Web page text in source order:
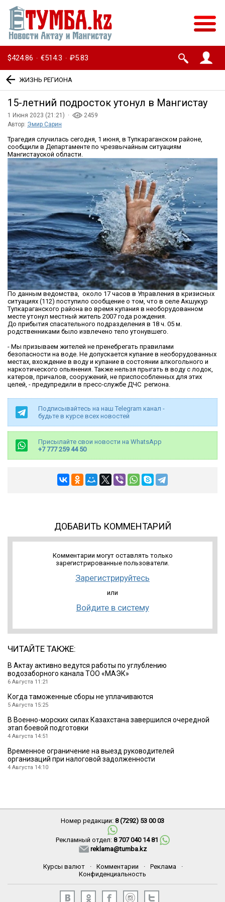
$424.86 · €514.3 · ₽5.83
ЖИЗНЬ РЕГИОНА
15-летний подросток утонул в Мангистау
1 Июня 2023 (21:21) ·
2459
Автор: Эмир Сарин
Трагедия случилась сегодня, 1 июня, в Тупкараганском районе,
сообщили в Департаменте по чрезвычайным ситуациям
Мангистауской области.
По данным ведомства, около 17 часов в Управления в кризисных
ситуациях (112) поступило сообщение о том, что в селе Акшукур
Тупкараганского района во время купания в необорудованном
месте утонул местный житель 2007 года рождения.
До прибытия спасательного подразделения в 18 ч. 05 м.
родственниками было извлечено тело утонувшего.
- Мы призываем жителей не пренебрегать правилами
безопасности на воде. Не допускается купание в необорудованных
местах, вхождение в воду и купание в состоянии алкогольного и
наркотического опьянения. Также нельзя прыгать в воду с лодок,
катеров, причалов, сооружений, не приспособленных для этих
целей, - предупредили в пресс-службе ДЧС региона.
Подписывайтесь на наш Telegram канал -
будьте в курсе всех новостей
Присылайте свои новости на WhatsApp
+7 777 259 44 50
ДОБАВИТЬ КОММЕНТАРИЙ
Комментарии могут оставлять только
зарегистрированные пользователи.
Зарегистрируйтесь
или
Войдите в систему
ЧИТАЙТЕ ТАКЖЕ:
В Актау активно ведутся работы по углублению
водозаборного канала ТОО «МАЭК»
6 Августа 11:21
Когда таможенные сборы не уплачиваются
5 Августа 15:25
В Военно-морских силах Казахстана завершился очередной
этап боевой подготовки
4 Августа 14:51
Временное ограничение на выезд руководителей
организаций при налоговой задолженности
4 Августа 14:10
Номер редакции: 8 (7292) 53 00 03
Рекламный отдел: 8 707 040 14 81
reklama@tumba.kz
Курсы валют · Комментарии · Реклама
·
Конфиденциальность